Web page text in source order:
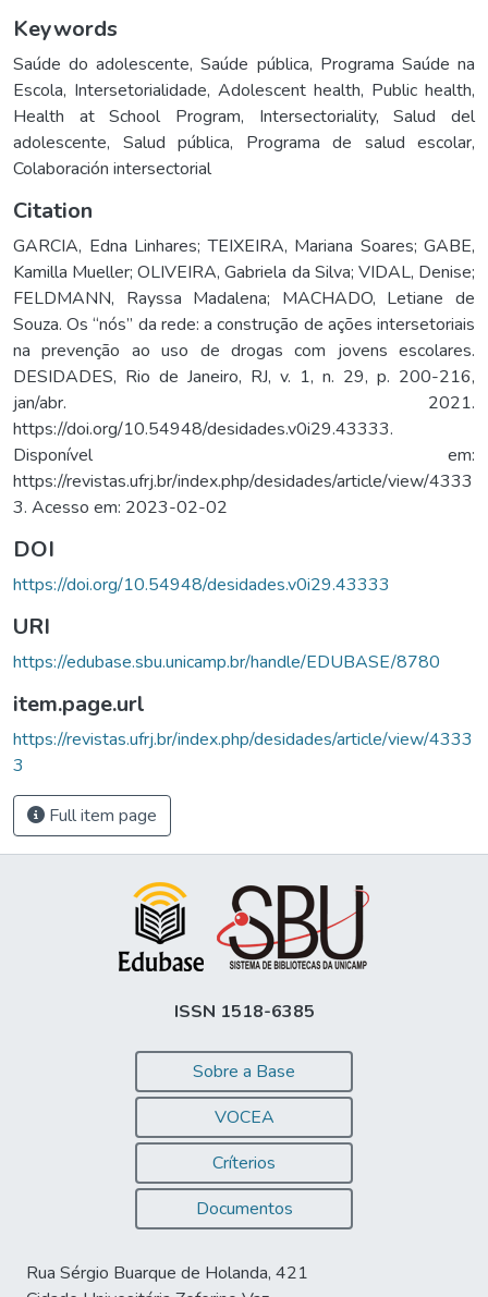
Keywords
Saúde do adolescente,Saúde pública, Programa Saúde na
Escola, Intersetorialidade, Adolescent health, Public health,
Health at School Program, Intersectoriality,Salud del
adolescente, Salud pública, Programa de salud escolar,
Colaboración intersectorial
Citation
GARCIA, Edna Linhares; TEIXEIRA, Mariana Soares; GABE,
Kamilla Mueller; OLIVEIRA, Gabriela da Silva; VIDAL, Denise;
FELDMANN, Rayssa Madalena; MACHADO, Letiane de
Souza. Os “nós” da rede: a construção de ações intersetoriais
na prevenção ao uso de drogas com jovens escolares.
DESIDADES, Rio de Janeiro, RJ, v. 1, n. 29, p. 200-216,
jan/abr. 2021.
https://doi.org/10.54948/desidades.v0i29.43333.
Disponível em:
https://revistas.ufrj.br/index.php/desidades/article/view/4333
3. Acesso em: 2023-02-02
DOI
https://doi.org/10.54948/desidades.v0i29.43333
URI
https://edubase.sbu.unicamp.br/handle/EDUBASE/8780
item.page.url
https://revistas.ufrj.br/index.php/desidades/article/view/4333
3
Full item page
ISSN 1518-6385
Sobre a Base
VOCEA
Críterios
Documentos
Rua Sérgio Buarque de Holanda, 421